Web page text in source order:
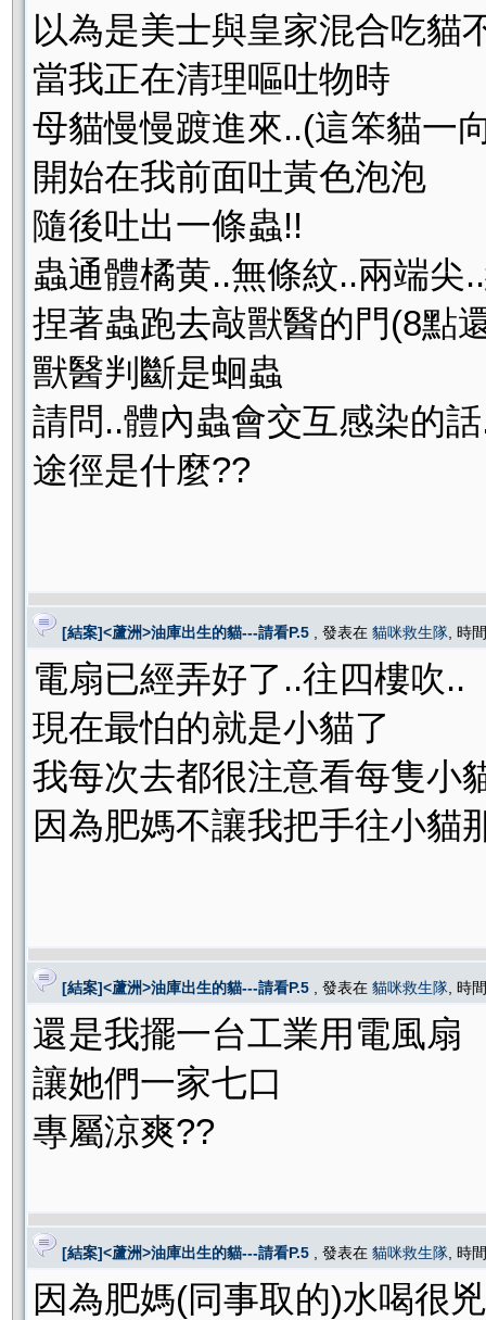
以為是美士與皇家混合吃貓
當我正在清理嘔吐物時
母貓慢慢踱進來..(這笨貓一
開始在我前面吐黃色泡泡
隨後吐出一條蟲!!
蟲通體橘黄..無條紋..兩端尖
捏著蟲跑去敲獸醫的門(8點
獸醫判斷是蛔蟲
請問..體內蟲會交互感染的
途徑是什麼??
[結案]<蘆洲>油庫出生的貓---請看P.5 , 發表在 貓咪救生隊 , 時
電扇已經弄好了..往四樓吹..
現在最怕的就是小貓了
我每次去都很注意看每隻小
因為肥媽不讓我把手往小貓
[結案]<蘆洲>油庫出生的貓---請看P.5 , 發表在 貓咪救生隊 , 時
還是我擺一台工業用電風扇
讓她們一家七口
專屬涼爽??
[結案]<蘆洲>油庫出生的貓---請看P.5 , 發表在 貓咪救生隊 , 時
因為肥媽(同事取的)水喝很兇